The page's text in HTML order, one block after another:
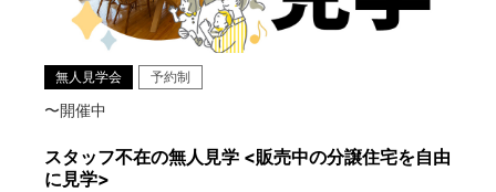
無人見学会 予約制
〜開催中
スタッフ不在の無人見学 <販売中の分譲住宅を自由
に見学>